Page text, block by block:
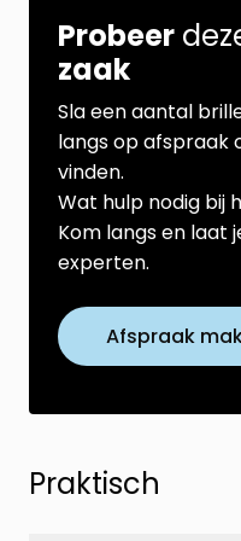
Probeer
zaak
Sla een aantal
langs op afspraak
vinden.
Wat hulp nodig bij
Kom langs en laat
experten.
Afspraak
Praktisch